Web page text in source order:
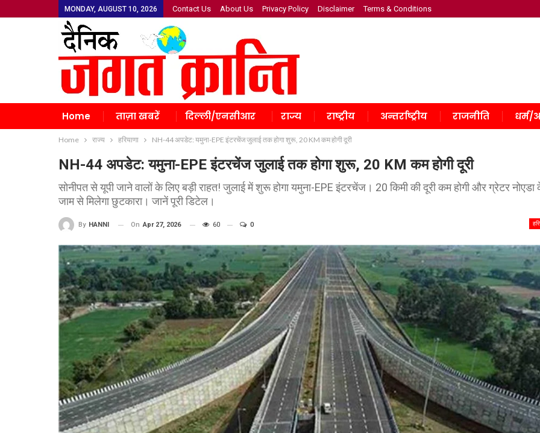
MONDAY, AUGUST 10, 2026 Contact Us About Us Privacy Policy Disclaimer Terms & Conditions
Home ताज़ा खबरें दिल्ली/एनसीआर राज्य राष्ट्रीय अन्तर्राष्ट्रीय राजनीति धर्म/
Home राज्य हरियाणा NH-44 अपडेट: यमुना-EPE इंटरचेंज जुलाई तक होगा शुरू, 20 KM कम होगी दूरी
NH-44 अपडेट: यमुना-EPE इंटरचेंज जुलाई तक होगा शुरू, 20 KM कम होगी दूरी
सोनीपत से यूपी जाने वालों के लिए बड़ी राहत! जुलाई में शुरू होगा यमुना-EPE इंटरचेंज। 20 किमी की दूरी कम होगी और ग्रेटर नोएडा
जाम से मिलेगा छुटकारा। जानें पूरी डिटेल।
By HANNI On Apr 27, 2026 60 0